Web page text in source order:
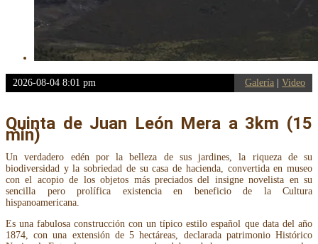
2026-08-04 8:01 pm Galería Video
Quinta de Juan León Mera a 3km (15
min)
Un verdadero edén por la belleza de sus jardines, la riqueza de su
biodiversidad y la sobriedad de su casa de hacienda, convertida en museo
con el acopio de los objetos más preciados del insigne novelista en su
sencilla pero prolífica existencia en beneficio de la Cultura
hispanoamericana.
Es una fabulosa construcción con un típico estilo español que data del año
1874, con una extensión de 5 hectáreas, declarada patrimonio Histórico